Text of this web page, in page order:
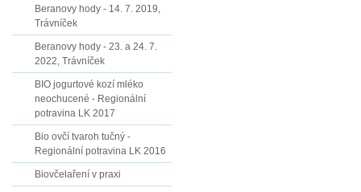
Beranovy hody - 14. 7. 2019,
Trávníček
Beranovy hody - 23. a 24. 7.
2022, Trávníček
BIO jogurtové kozí mléko
neochucené - Regionální
potravina LK 2017
Bio ovčí tvaroh tučný -
Regionální potravina LK 2016
Biovčelaření v praxi